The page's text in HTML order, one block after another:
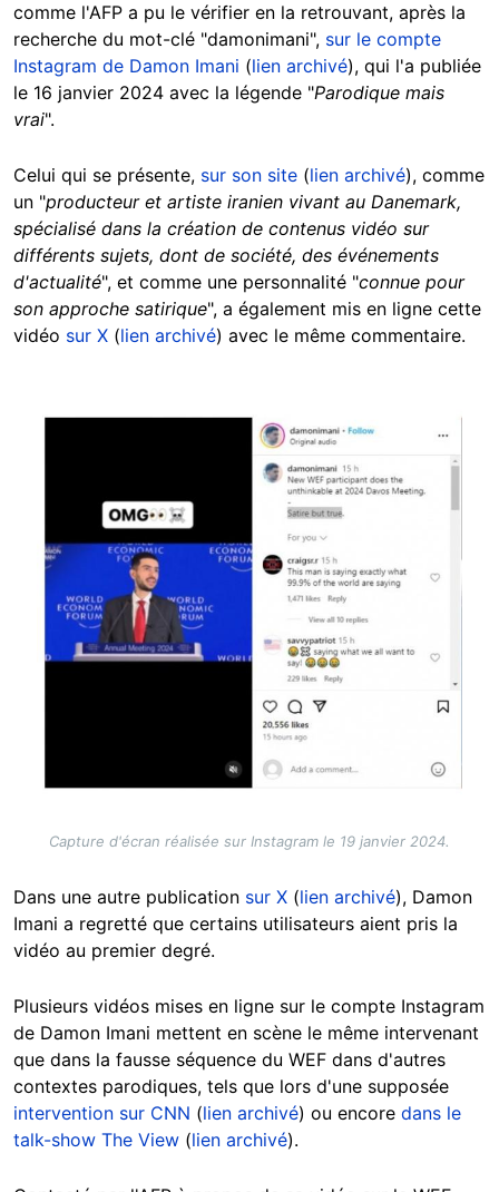
comme l'AFP a pu le vérifier en la retrouvant, après la
recherche du mot-clé "damonimani", sur le compte
Instagram de Damon Imani (lien archivé), qui l'a publiée
le 16 janvier 2024 avec la légende "Parodique mais
vrai".
Celui qui se présente, sur son site (lien archivé), comme
un "producteur et artiste iranien vivant au Danemark,
spécialisé dans la création de contenus vidéo sur
différents sujets, dont de société, des événements
d'actualité", et comme une personnalité "connue pour
son approche satirique", a également mis en ligne cette
vidéo sur X (lien archivé) avec le même commentaire.
Image
Capture d'écran réalisée sur Instagram le 19 janvier 2024.
Dans une autre publication sur X (lien archivé), Damon
Imani a regretté que certains utilisateurs aient pris la
vidéo au premier degré.
Plusieurs vidéos mises en ligne sur le compte Instagram
de Damon Imani mettent en scène le même intervenant
que dans la fausse séquence du WEF dans d'autres
contextes parodiques, tels que lors d'une supposée
intervention sur CNN (lien archivé) ou encore dans le
talk-show The View (lien archivé).